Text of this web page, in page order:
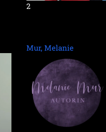
2
Mur, Melanie